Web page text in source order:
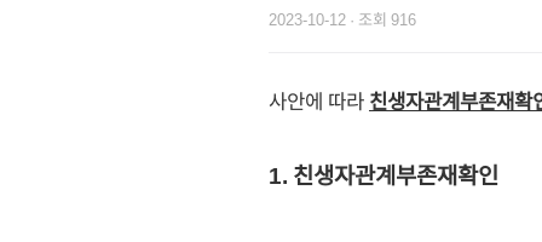
2023-10-12 · 조회 916
사안에 따라 친생자관계부존재확
1. 친생자관계부존재확인